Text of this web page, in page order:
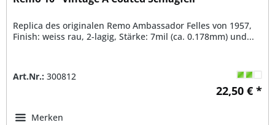
Replica des originalen Remo Ambassador Felles von 1957,
Finish: weiss rau, 2-lagig, Stärke: 7mil (ca. 0.178mm) und...
Art.Nr.: 300812
22,50 € *
Merken